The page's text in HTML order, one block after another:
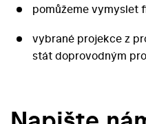
pomůžeme vymyslet
vybrané projekce z
stát doprovodným